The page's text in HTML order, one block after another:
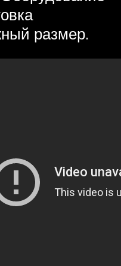
размер.